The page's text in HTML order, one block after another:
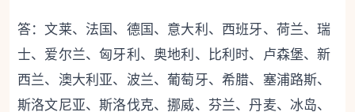
答：文莱、法国、德国、意大利、西班牙、荷兰、瑞
士、爱尔兰、匈牙利、奥地利、比利时、卢森堡、新
西兰、澳大利亚、波兰、葡萄牙、希腊、塞浦路斯、
斯洛文尼亚、斯洛伐克、挪威、芬兰、丹麦、冰岛、